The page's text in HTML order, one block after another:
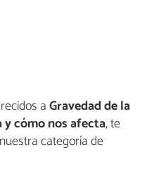
aGravedad de la
y cómo nos afecta, te
categoría de